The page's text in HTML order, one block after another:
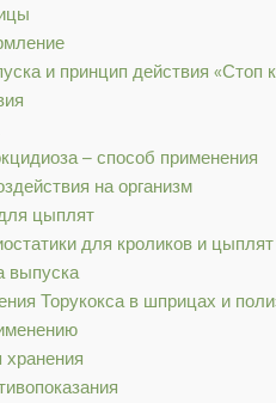
и принцип действия «Стоп
– способ применения
на организм
цыплят
для кроликов и цыплят
выпуска
Торукокса в шприцах и